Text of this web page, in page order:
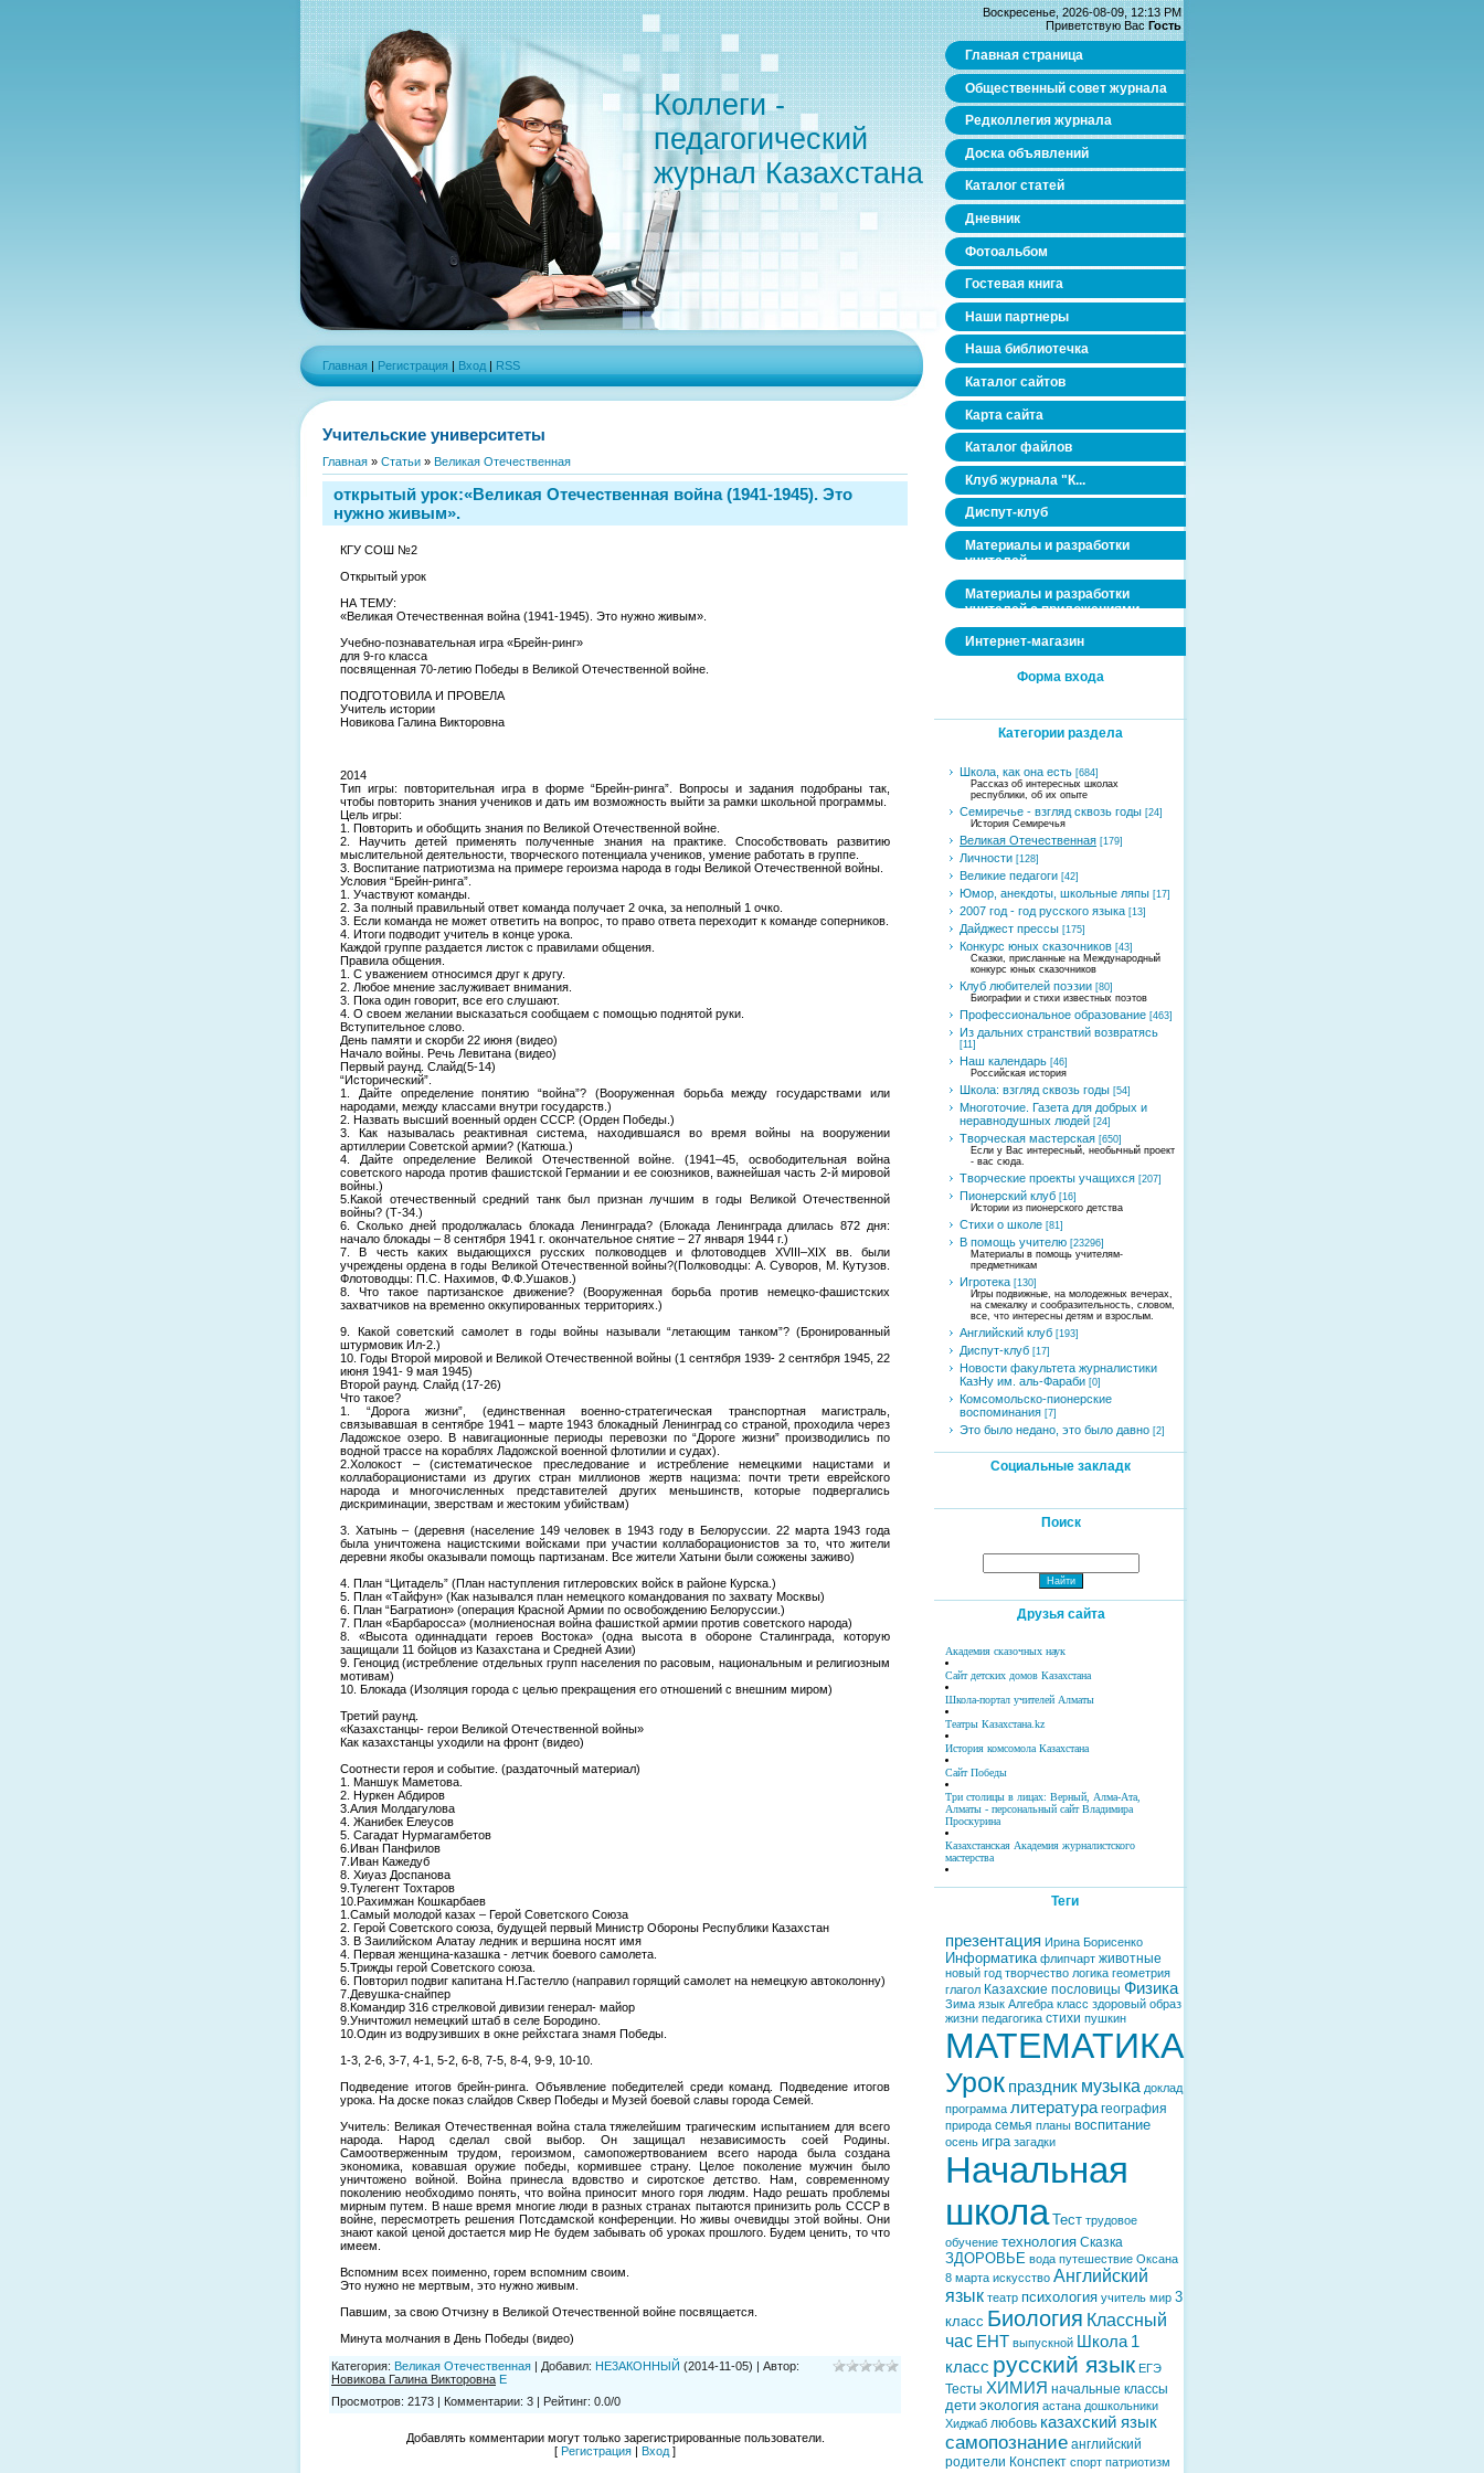
Коллеги -
педагогический
журнал Казахстана
Главная | Регистрация | Вход | RSS
Учительские университеты
Главная » Статьи » Великая Отечественная
открытый урок:«Великая Отечественная война (1941-1945). Это
нужно живым».
КГУ СОШ №2
Открытый урок
НА ТЕМУ:
«Великая Отечественная война (1941-1945). Это нужно живым».
Учебно-познавательная игра «Брейн-ринг»
для 9-го класса
посвященная 70-летию Победы в Великой Отечественной войне.
ПОДГОТОВИЛА И ПРОВЕЛА
Учитель истории
Новикова Галина Викторовна
2014
Тип игры: повторительная игра в форме “Брейн-ринга”. Вопросы и задания подобраны так,
чтобы повторить знания учеников и дать им возможность выйти за рамки школьной программы.
Цель игры:
1. Повторить и обобщить знания по Великой Отечественной войне.
2. Научить детей применять полученные знания на практике. Способствовать развитию
мыслительной деятельности, творческого потенциала учеников, умение работать в группе.
3. Воспитание патриотизма на примере героизма народа в годы Великой Отечественной войны.
Условия “Брейн-ринга”.
1. Участвуют команды.
2. За полный правильный ответ команда получает 2 очка, за неполный 1 очко.
3. Если команда не может ответить на вопрос, то право ответа переходит к команде соперников.
4. Итоги подводит учитель в конце урока.
Каждой группе раздается листок с правилами общения.
Правила общения.
1. С уважением относимся друг к другу.
2. Любое мнение заслуживает внимания.
3. Пока один говорит, все его слушают.
4. О своем желании высказаться сообщаем с помощью поднятой руки.
Вступительное слово.
День памяти и скорби 22 июня (видео)
Начало войны. Речь Левитана (видео)
Первый раунд. Слайд(5-14)
“Исторический”.
1. Дайте определение понятию “война”? (Вооруженная борьба между государствами или
народами, между классами внутри государств.)
2. Назвать высший военный орден СССР. (Орден Победы.)
3. Как называлась реактивная система, находившаяся во время войны на вооружении
артиллерии Советской армии? (Катюша.)
4. Дайте определение Великой Отечественной войне. (1941–45, освободительная война
советского народа против фашистской Германии и ее союзников, важнейшая часть 2-й мировой
войны.)
5.Какой отечественный средний танк был признан лучшим в годы Великой Отечественной
войны? (Т-34.)
6. Сколько дней продолжалась блокада Ленинграда? (Блокада Ленинграда длилась 872 дня:
начало блокады – 8 сентября 1941 г. окончательное снятие – 27 января 1944 г.)
7. В честь каких выдающихся русских полководцев и флотоводцев XVIII–XIX вв. были
учреждены ордена в годы Великой Отечественной войны?(Полководцы: А. Суворов, М. Кутузов.
Флотоводцы: П.С. Нахимов, Ф.Ф.Ушаков.)
8. Что такое партизанское движение? (Вооруженная борьба против немецко-фашистских
захватчиков на временно оккупированных территориях.)
9. Какой советский самолет в годы войны называли “летающим танком”? (Бронированный
штурмовик Ил-2.)
10. Годы Второй мировой и Великой Отечественной войны (1 сентября 1939- 2 сентября 1945, 22
июня 1941- 9 мая 1945)
Второй раунд. Слайд (17-26)
Что такое?
1. “Дорога жизни”, (единственная военно-стратегическая транспортная магистраль,
связывавшая в сентябре 1941 – марте 1943 блокадный Ленинград со страной, проходила через
Ладожское озеро. В навигационные периоды перевозки по “Дороге жизни” производились по
водной трассе на кораблях Ладожской военной флотилии и судах).
2.Холокост – (систематическое преследование и истребление немецкими нацистами и
коллаборационистами из других стран миллионов жертв нацизма: почти трети еврейского
народа и многочисленных представителей других меньшинств, которые подвергались
дискриминации, зверствам и жестоким убийствам)
3. Хатынь – (деревня (население 149 человек в 1943 году в Белоруссии. 22 марта 1943 года
была уничтожена нацистскими войсками при участии коллаборационистов за то, что жители
деревни якобы оказывали помощь партизанам. Все жители Хатыни были сожжены заживо)
4. План “Цитадель” (План наступления гитлеровских войск в районе Курска.)
5. План «Тайфун» (Как назывался план немецкого командования по захвату Москвы)
6. План “Багратион» (операция Красной Армии по освобождению Белоруссии.)
7. План «Барбаросса» (молниеносная война фашисткой армии против советского народа)
8. «Высота одиннадцати героев Востока» (одна высота в обороне Сталинграда, которую
защищали 11 бойцов из Казахстана и Средней Азии)
9. Геноцид (истребление отдельных групп населения по расовым, национальным и религиозным
мотивам)
10. Блокада (Изоляция города с целью прекращения его отношений с внешним миром)
Третий раунд.
«Казахстанцы- герои Великой Отечественной войны»
Как казахстанцы уходили на фронт (видео)
Соотнести героя и событие. (раздаточный материал)
1. Маншук Маметова.
2. Нуркен Абдиров
3.Алия Молдагулова
4. Жанибек Елеусов
5. Сагадат Нурмагамбетов
6.Иван Панфилов
7.Иван Кажедуб
8. Хиуаз Доспанова
9.Тулегент Тохтаров
10.Рахимжан Кошкарбаев
1.Самый молодой казах – Герой Советского Союза
2. Герой Советского союза, будущей первый Министр Обороны Республики Казахстан
3. В Заилийском Алатау ледник и вершина носят имя
4. Первая женщина-казашка - летчик боевого самолета.
5.Трижды герой Советского союза.
6. Повторил подвиг капитана Н.Гастелло (направил горящий самолет на немецкую автоколонну)
7.Девушка-снайпер
8.Командир 316 стрелковой дивизии генерал- майор
9.Уничтожил немецкий штаб в селе Бородино.
10.Один из водрузивших в окне рейхстага знамя Победы.
1-3, 2-6, 3-7, 4-1, 5-2, 6-8, 7-5, 8-4, 9-9, 10-10.
Подведение итогов брейн-ринга. Объявление победителей среди команд. Подведение итогов
урока. На доске показ слайдов Сквер Победы и Музей боевой славы города Семей.
Учитель: Великая Отечественная война стала тяжелейшим трагическим испытанием для всего
народа. Народ сделал свой выбор. Он защищал независимость соей Родины.
Самоотверженным трудом, героизмом, самопожертвованием всего народа была создана
экономика, ковавшая оружие победы, кормившее страну. Целое поколение мужчин было
уничтожено войной. Война принесла вдовство и сиротское детство. Нам, современному
поколению необходимо понять, что война приносит много горя людям. Надо решать проблемы
мирным путем. В наше время многие люди в разных странах пытаются принизить роль СССР в
войне, пересмотреть решения Потсдамской конференции. Но живы очевидцы этой войны. Они
знают какой ценой достается мир Не будем забывать об уроках прошлого. Будем ценить, то что
имеем.
Вспомним всех поименно, горем вспомним своим.
Это нужно не мертвым, это нужно живым.
Павшим, за свою Отчизну в Великой Отечественной войне посвящается.
Минута молчания в День Победы (видео)
Категория: Великая Отечественная | Добавил: НЕ3АКОННЫЙ (2014-11-05) | Автор:
Новикова Галина Викторовна E
Просмотров: 2173 | Комментарии: 3 | Рейтинг: 0.0/0
Добавлять комментарии могут только зарегистрированные пользователи.
[ Регистрация | Вход ]
Воскресенье, 2026-08-09, 12:13 PM
Приветствую Вас Гость
Главная страница
Общественный совет журнала
Редколлегия журнала
Доска объявлений
Каталог статей
Дневник
Фотоальбом
Гостевая книга
Наши партнеры
Наша библиотечка
Каталог сайтов
Карта сайта
Каталог файлов
Клуб журнала "К...
Диспут-клуб
Материалы и разработки
учителей
Материалы и разработки
учителей с приложениями
Интернет-магазин
Форма входа
Категории раздела
Школа, как она есть [684]
Рассказ об интересных школах
республики, об их опыте
Семиречье - взгляд сквозь годы [24]
История Семиречья
Великая Отечественная [179]
Личности [128]
Великие педагоги [42]
Юмор, анекдоты, школьные ляпы [17]
2007 год - год русского языка [13]
Дайджест прессы [175]
Конкурс юных сказочников [43]
Сказки, присланные на Международный
конкурс юных сказочников
Клуб любителей поэзии [80]
Биографии и стихи известных поэтов
Профессиональное образование [463]
Из дальних странствий возвратясь
[11]
Наш календарь [46]
Российская история
Школа: взгляд сквозь годы [54]
Многоточие. Газета для добрых и
неравнодушных людей [24]
Творческая мастерская [650]
Если у Вас интересный, необычный проект
- вас сюда.
Творческие проекты учащихся [207]
Пионерский клуб [16]
Истории из пионерского детства
Стихи о школе [81]
В помощь учителю [23296]
Материалы в помощь учителям-
предметникам
Игротека [130]
Игры подвижные, на молодежных вечерах,
на смекалку и сообразительность, словом,
все, что интересны детям и взрослым.
Английский клуб [193]
Диспут-клуб [17]
Новости факультета журналистики
КазНу им. аль-Фараби [0]
Комсомольско-пионерские
воспоминания [7]
Это было недано, это было давно [2]
Социальные закладк
Поиск
Друзья сайта
Академия сказочных наук
Сайт детских домов Казахстана
Школа-портал учителей Алматы
Театры Казахстана.kz
История комсомола Казахстана
Сайт Победы
Три столицы в лицах: Верный, Алма-Ата,
Алматы - персональный сайт Владимира
Проскурина
Казахстанская Академия журналистского
мастерства
Теги
презентация Ирина Борисенко
Информатика флипчарт животные
новый год творчество логика геометрия
глагол Казахские пословицы Физика
Зима язык Алгебра класс здоровый образ
жизни педагогика стихи пушкин
МАТЕМАТИКА
Урок праздник музыка доклад
программа литература география
природа семья планы воспитание
осень игра загадки
Начальная
школа Тест трудовое
обучение технология Сказка
ЗДОРОВЬЕ вода путешествие Оксана
8 марта искусство Английский
язык театр психология учитель мир 3
класс Биология Классный
час ЕНТ выпускной Школа 1
класс русский язык ЕГЭ
Тесты ХИМИЯ начальные классы
дети экология астана дошкольники
Хиджаб любовь казахский язык
самопознание английский
родители Конспект спорт патриотизм